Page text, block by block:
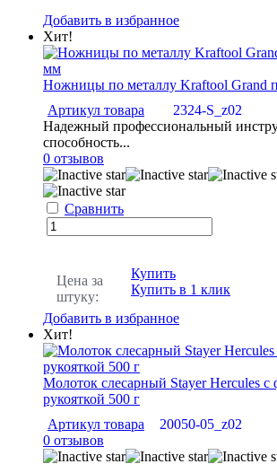
Добавить в избранное
Хит!
Ножницы по металлу Kraftool Grand
Артикул товара
2324-S_z02
Надежный профессиональный
способность...
0 отзывов
Сравнить
Цена за
штуку:
Купить
Купить в 1 клик
Добавить в избранное
Хит!
Молоток слесарный Stayer Hercules с
рукояткой 500 г
Артикул товара
20050-05_z02
0 отзывов